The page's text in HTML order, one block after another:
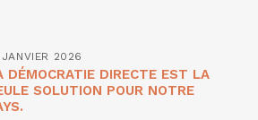
JANVIER 2026
DÉMOCRATIE DIRECTE EST LA
SOLUTION POUR NOTRE